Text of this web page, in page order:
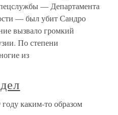
— Департамента
— был убит Сандро
вызвало громкий
По степени
из
каким-то образом